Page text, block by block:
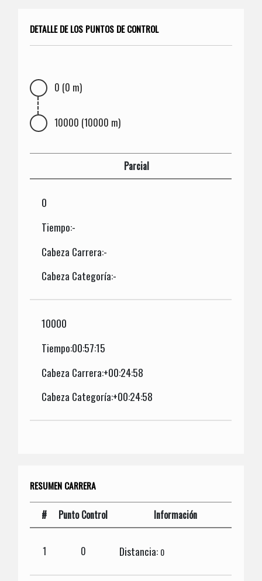
DETALLE DE LOS PUNTOS DE CONTROL
0 (0 m)
10000 (10000 m)
Parcial
0
Tiempo:-
Cabeza Carrera:-
Cabeza Categoría:-
10000
Tiempo:00:57:15
Cabeza Carrera:+00:24:58
Cabeza Categoría:+00:24:58
RESUMEN CARRERA
# Punto Control Información
1 0 Distancia: 0